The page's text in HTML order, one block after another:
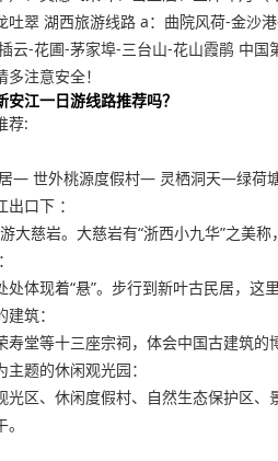
吐翠 湖西旅游线路 a：曲院风荷-金沙
云-花圃-茅家埠-三台山-花山霞鹃 中国
注意安全！
江一日游线路推荐吗？
荐:
— 世外桃源度假村— 灵栖洞天—绿荷
口下 ：
大慈岩。大慈岩有“浙西小九华”之美
体现着“悬”。步行到新叶古民居，这
筑：
寿堂等十三座宗祠，体会中国古建筑的
题的休闲观光园：
光区、休闲度假村、自然生态保护区